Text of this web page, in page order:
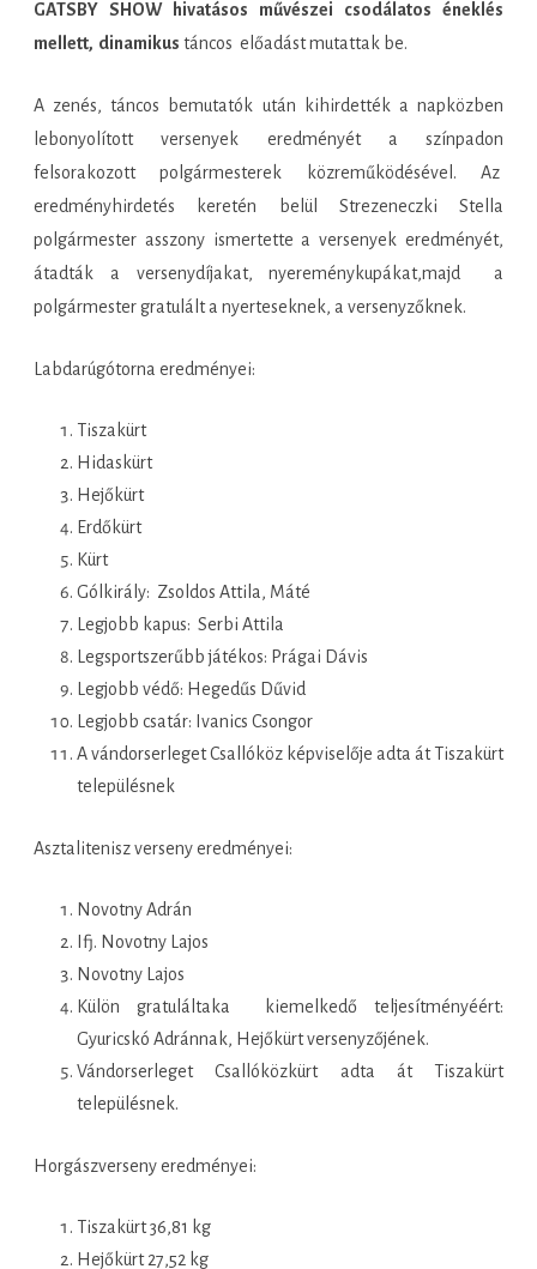
GATSBY SHOW hivatásos művészei csodálatos éneklés
mellett, dinamikus táncos előadást mutattak be.
A zenés, táncos bemutatók után kihirdették a napközben
lebonyolított versenyek eredményét a színpadon
felsorakozott polgármesterek közreműködésével. Az
eredményhirdetés keretén belül Strezeneczki Stella
polgármester asszony ismertette a versenyek eredményét,
átadták a versenydíjakat, nyereménykupákat,majd a
polgármester gratulált a nyerteseknek, a versenyzőknek.
Labdarúgótorna eredményei:
Tiszakürt
Hidaskürt
Hejőkürt
Erdőkürt
Kürt
Gólkirály: Zsoldos Attila, Máté
Legjobb kapus: Serbi Attila
Legsportszerűbb játékos: Prágai Dávis
Legjobb védő: Hegedűs Dűvid
Legjobb csatár: Ivanics Csongor
A vándorserleget Csallóköz képviselője adta át Tiszakürt
településnek
Asztalitenisz verseny eredményei:
Novotny Adrán
Ifj. Novotny Lajos
Novotny Lajos
Külön gratuláltaka kiemelkedő teljesítményéért:
Gyuricskó Adránnak, Hejőkürt versenyzőjének.
Vándorserleget Csallóközkürt adta át Tiszakürt
településnek.
Horgászverseny eredményei:
Tiszakürt 36,81 kg
Hejőkürt 27,52 kg